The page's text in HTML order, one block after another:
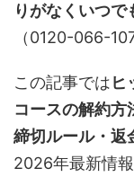
りがなくいつで
（0120-066-
この記事ではヒ
コースの解約
締切ルール・返
2026年最新情